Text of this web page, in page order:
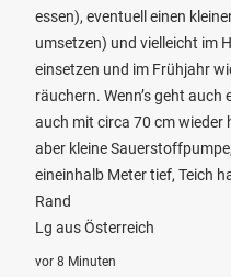
essen), eventuell einen
umsetzen) und vielleicht im
einsetzen und im Frühjahr
räuchern. Wenn’s geht
auch mit circa 70 cm wieder
aber kleine
eineinhalb Meter tief, Teich
Rand
Lg aus Österreich
vor 8 Minuten